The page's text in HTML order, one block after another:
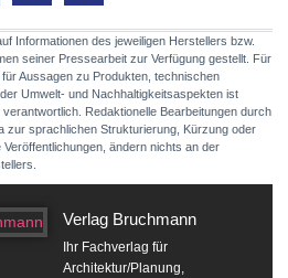
Informationen des jeweiligen Herstellers bzw.
seiner Pressearbeit zur Verfügung gestellt. Für
Aussagen zu Produkten, technischen
Umwelt- und Nachhaltigkeitsaspekten ist
Redaktionelle Bearbeitungen durch
zur sprachlichen Strukturierung, Kürzung oder
ändern nichts an der
Verlag Bruchmann
Ihr Fachverlag für
Architektur/Planung,